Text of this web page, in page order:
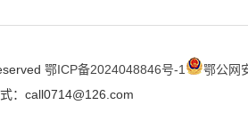
鄂ICP备2024048846号-1
鄂公网
：call0714@126.com